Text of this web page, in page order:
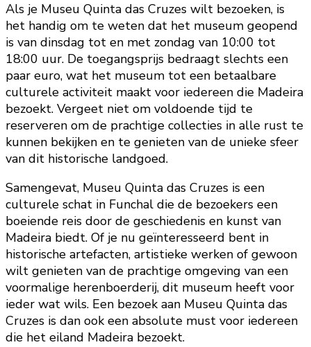
Als je Museu Quinta das Cruzes wilt bezoeken, is
het handig om te weten dat het museum geopend
is van dinsdag tot en met zondag van 10:00 tot
18:00 uur. De toegangsprijs bedraagt slechts een
paar euro, wat het museum tot een betaalbare
culturele activiteit maakt voor iedereen die Madeira
bezoekt. Vergeet niet om voldoende tijd te
reserveren om de prachtige collecties in alle rust te
kunnen bekijken en te genieten van de unieke sfeer
van dit historische landgoed.
Samengevat, Museu Quinta das Cruzes is een
culturele schat in Funchal die de bezoekers een
boeiende reis door de geschiedenis en kunst van
Madeira biedt. Of je nu geïnteresseerd bent in
historische artefacten, artistieke werken of gewoon
wilt genieten van de prachtige omgeving van een
voormalige herenboerderij, dit museum heeft voor
ieder wat wils. Een bezoek aan Museu Quinta das
Cruzes is dan ook een absolute must voor iedereen
die het eiland Madeira bezoekt.